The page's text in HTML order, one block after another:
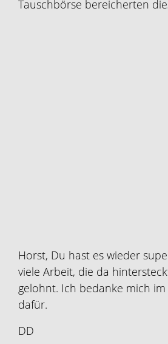
Tauschbörse bereicherten
Horst, Du hast es wieder
viele Arbeit, die da
gelohnt. Ich bedanke mich
dafür.
DD